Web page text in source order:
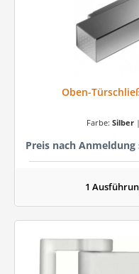
Oben-
Farbe: Silber |
Preis nach
1